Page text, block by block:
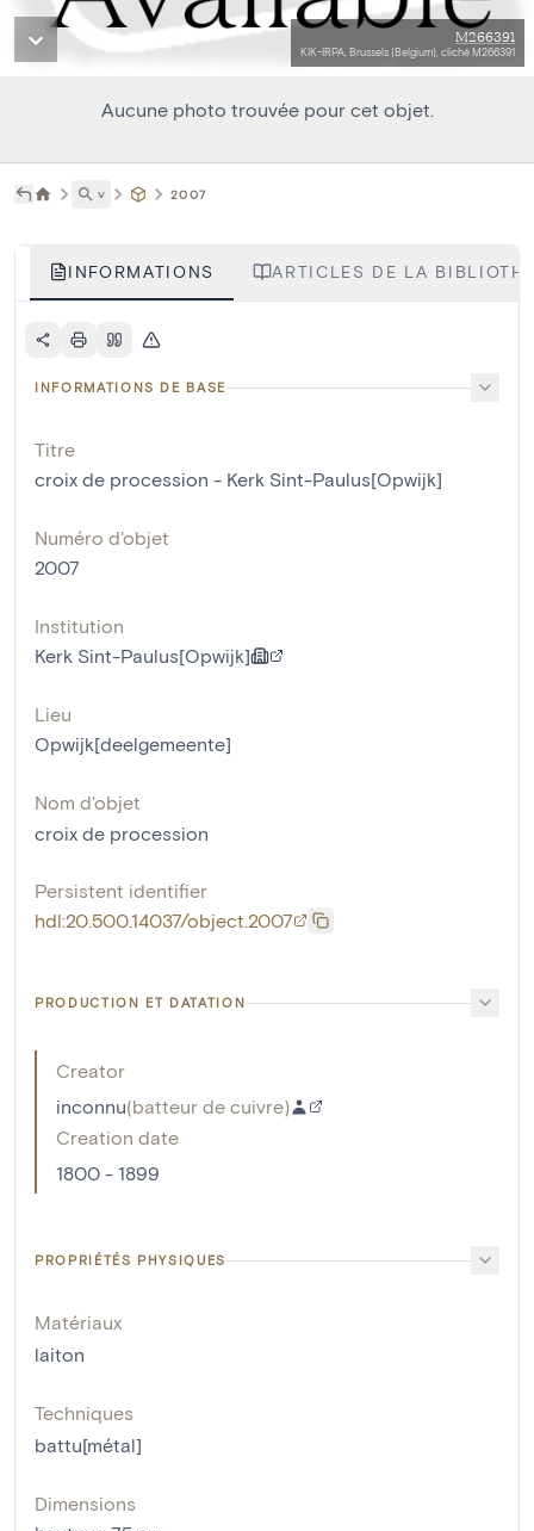
M266391
KIK-IRPA, Brussels (Belgium), cliché M266391
Aucune photo trouvée pour cet objet.
˅ 2007
INFORMATIONS ARTICLES DE LA
INFORMATIONS DE BASE
Titre
croix de procession - Kerk Sint-Paulus[Opwijk]
Numéro d'objet
2007
Institution
Kerk Sint-Paulus[Opwijk]
Lieu
Opwijk[deelgemeente]
Nom d'objet
croix de procession
Persistent identifier
hdl:20.500.14037/object.2007
PRODUCTION ET DATATION
Creator
inconnu(batteur de cuivre)
Creation date
1800 - 1899
PROPRIÉTÉS PHYSIQUES
Matériaux
laiton
Techniques
battu[métal]
Dimensions